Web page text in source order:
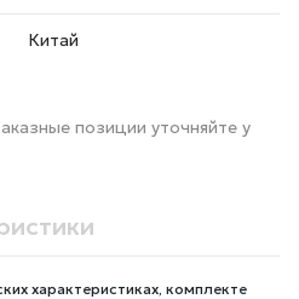
Китай
позиции уточняйте у
характеристиках, комплекте